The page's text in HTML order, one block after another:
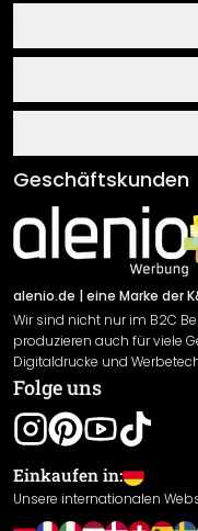
Über uns
Klebe- und
Newsletter An-/
Sendungsverfolgung
AGB
Impressum
Versand & Zahlung
Rücksendung
Widerrufsrecht
Gewährleistung
Leistungserklärung /
Cookie Einstellungen
Geschäftskunden
alenio.de | eine Marke der
Wir sind nicht nur im B2C
produzieren auch für viele
Digitaldrucke und
Folge uns
Einkaufen in:
Unsere internationalen